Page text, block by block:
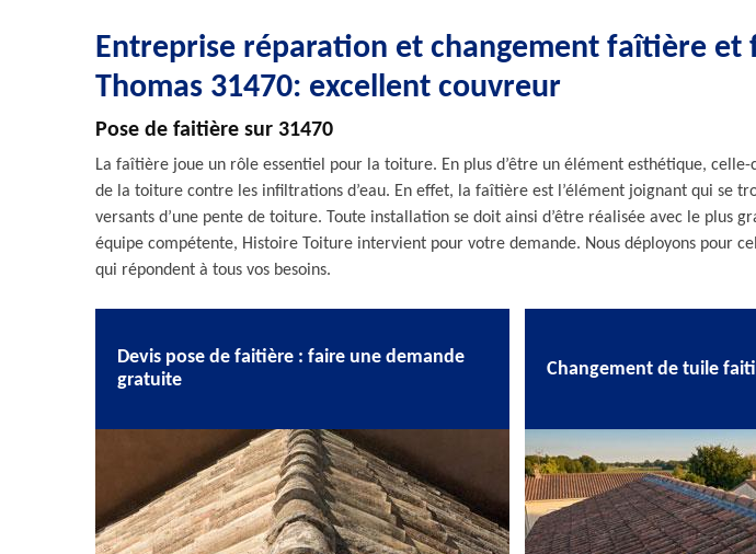
Entreprise réparation et changement faîtière et
Thomas 31470: excellent couvreur
Pose de faitière sur 31470
La faîtière joue un rôle essentiel pour la toiture. En plus d’être un élément esthétique,
de la toiture contre les infiltrations d’eau. En effet, la faîtière est l’élément joignant qui se
versants d’une pente de toiture. Toute installation se doit ainsi d’être réalisée avec le plus
équipe compétente, Histoire Toiture intervient pour votre demande. Nous déployons pour
qui répondent à tous vos besoins.
Devis pose de faitière : faire une demande
gratuite
Changement de tuile